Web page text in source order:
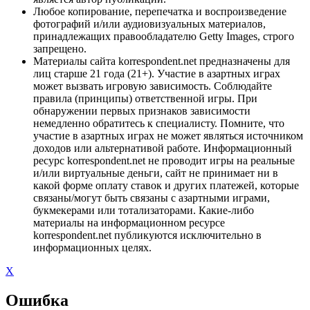
Любое копирование, перепечатка и воспроизведение
фотографий и/или аудиовизуальных материалов,
принадлежащих правообладателю Getty Images, строго
запрещено.
Материалы сайта korrespondent.net предназначены для
лиц старше 21 года (21+). Участие в азартных играх
может вызвать игровую зависимость. Соблюдайте
правила (принципы) ответственной игры. При
обнаружении первых признаков зависимости
немедленно обратитесь к специалисту. Помните, что
участие в азартных играх не может являться источником
доходов или альтернативой работе. Информационный
ресурс korrespondent.net не проводит игры на реальные
и/или виртуальные деньги, сайт не принимает ни в
какой форме оплату ставок и других платежей, которые
связаны/могут быть связаны с азартными играми,
букмекерами или тотализаторами. Какие-либо
материалы на информационном ресурсе
korrespondent.net публикуются исключительно в
информационных целях.
X
Ошибка